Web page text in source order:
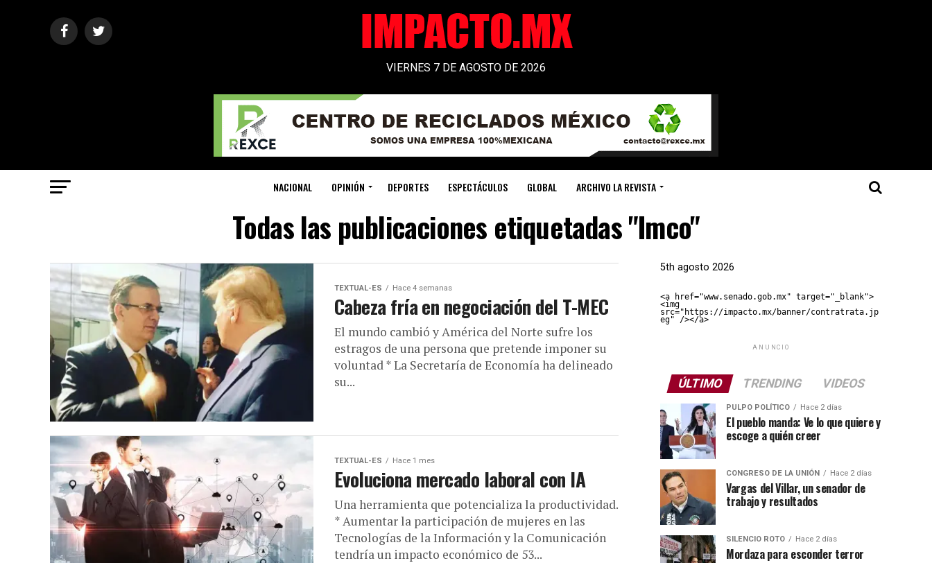
VIERNES 7 DE AGOSTO DE 2026
NACIONAL OPINIÓN DEPORTES ESPECTÁCULOS GLOBAL ARCHIVO LA REVISTA
Todas las publicaciones etiquetadas "Imco"
TEXTUAL-ES Hace 4 semanas
Cabeza fría en negociación del T-MEC
El mundo cambió y América del Norte sufre los
estragos de una persona que pretende imponer su
voluntad * La Secretaría de Economía ha delineado
su...
TEXTUAL-ES Hace 1 mes
Evoluciona mercado laboral con IA
Una herramienta que potencializa la productividad.
* Aumentar la participación de mujeres en las
Tecnologías de la Información y la Comunicación
tendría un impacto económico de 53...
5th agosto 2026
<a href="www.senado.gob.mx" target="_blank">
<img
src="https://impacto.mx/banner/contratrata.jp
eg" /></a>
ANUNCIO
ÚLTIMO TRENDING VIDEOS
PULPO POLÍTICO Hace 2 días
El pueblo manda: Ve lo que quiere y
escoge a quién creer
CONGRESO DE LA UNIÓN Hace 2 días
Vargas del Villar, un senador de
trabajo y resultados
SILENCIO ROTO Hace 2 días
Mordaza para esconder terror